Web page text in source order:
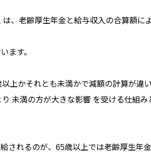
、老齢厚生年金と給与収入の合算額に
ます。
上かそれとも未満かで減額の計算が違い
未満の方が大きな影響 を受ける仕組み
されるのが、65歳以上では老齢厚生年金